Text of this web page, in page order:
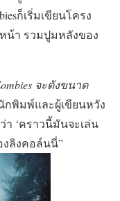
ก็เริ่มเขียนโครง
น้า รวมปูมหลังของ
จะดังขนาด
พิมพ์และผู้เขียนหวัง
า ‘คราวนี้มันจะเล่น
งลิงคอล์นนี่”